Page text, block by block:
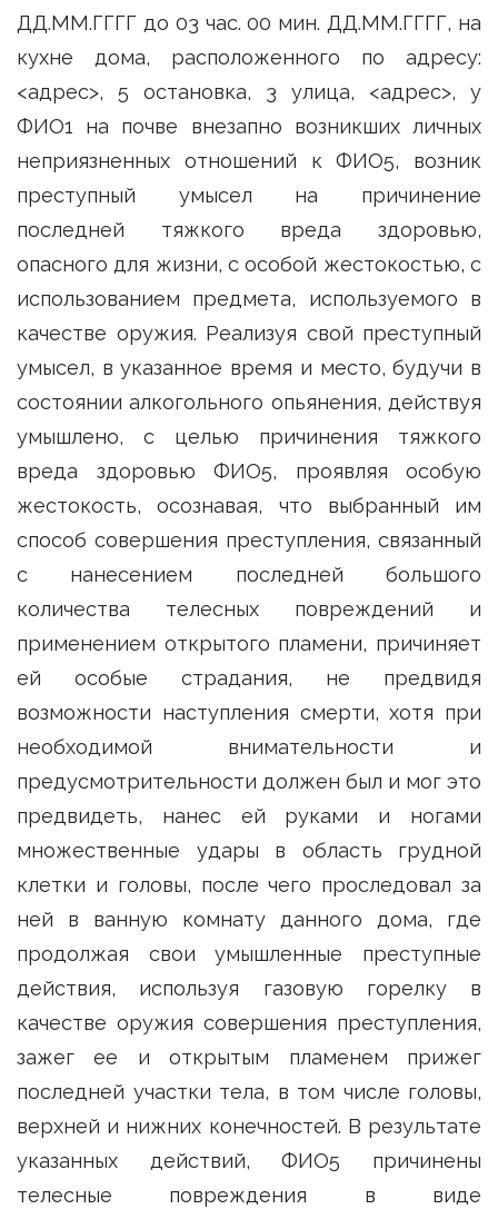
ДД.ММ.ГГГГ до 03 час. 00 мин. ДД.ММ.ГГГГ, на
кухне дома, расположенного по адресу:
<адрес>, 5 остановка, 3 улица, <адрес>, у
ФИО1 на почве внезапно возникших личных
неприязненных отношений к ФИО5, возник
преступный умысел на причинение
последней тяжкого вреда здоровью,
опасного для жизни, с особой жестокостью, с
использованием предмета, используемого в
качестве оружия. Реализуя свой преступный
умысел, в указанное время и место, будучи в
состоянии алкогольного опьянения, действуя
умышлено, с целью причинения тяжкого
вреда здоровью ФИО5, проявляя особую
жестокость, осознавая, что выбранный им
способ совершения преступления, связанный
с нанесением последней большого
количества телесных повреждений и
применением открытого пламени, причиняет
ей особые страдания, не предвидя
возможности наступления смерти, хотя при
необходимой внимательности и
предусмотрительности должен был и мог это
предвидеть, нанес ей руками и ногами
множественные удары в область грудной
клетки и головы, после чего проследовал за
ней в ванную комнату данного дома, где
продолжая свои умышленные преступные
действия, используя газовую горелку в
качестве оружия совершения преступления,
зажег ее и открытым пламенем прижег
последней участки тела, в том числе головы,
верхней и нижних конечностей. В результате
указанных действий, ФИО5 причинены
телесные повреждения в виде